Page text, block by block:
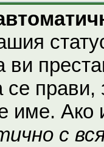
ви
прави,
име. Ако
с